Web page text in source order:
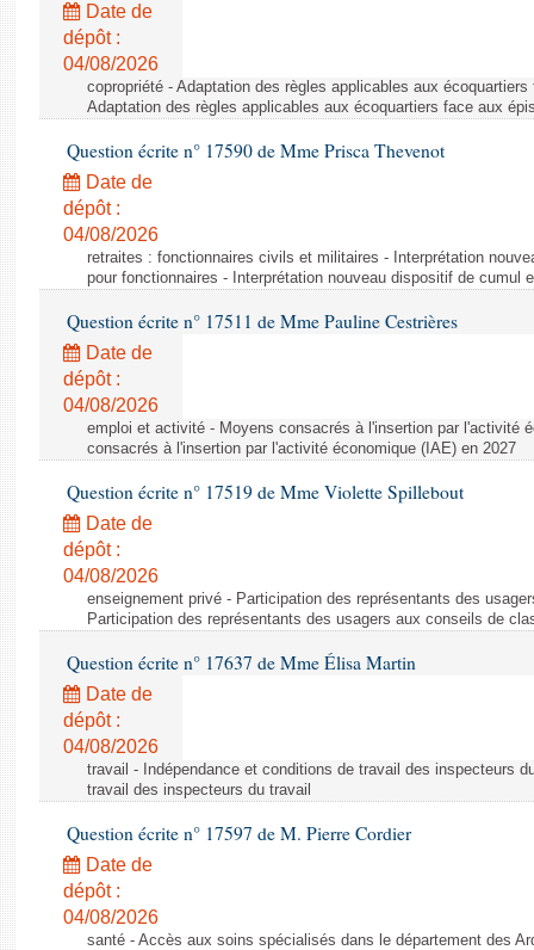
Date de
dépôt :
04/08/2026
copropriété - Adaptation des règles applicables aux
Adaptation des règles applicables aux écoquartiers face aux
Question écrite n° 17590 de Mme Prisca Thevenot
Date de
dépôt :
04/08/2026
retraites : fonctionnaires civils et militaires - Interprétation
pour fonctionnaires - Interprétation nouveau dispositif de cumul
Question écrite n° 17511 de Mme Pauline Cestrières
Date de
dépôt :
04/08/2026
emploi et activité - Moyens consacrés à l'insertion par l'activité
consacrés à l'insertion par l'activité économique (IAE) en 2027
Question écrite n° 17519 de Mme Violette Spillebout
Date de
dépôt :
04/08/2026
enseignement privé - Participation des représentants des
Participation des représentants des usagers aux conseils de
Question écrite n° 17637 de Mme Élisa Martin
Date de
dépôt :
04/08/2026
travail - Indépendance et conditions de travail des inspecteurs
travail des inspecteurs du travail
Question écrite n° 17597 de M. Pierre Cordier
Date de
dépôt :
04/08/2026
santé - Accès aux soins spécialisés dans le département des